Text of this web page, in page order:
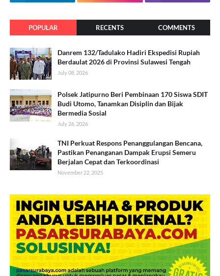
POPULAR RECENTS COMMENTS
Danrem 132/Tadulako Hadiri Ekspedisi Rupiah
Berdaulat 2026 di Provinsi Sulawesi Tengah
July 08, 2026
Polsek Jatipurno Beri Pembinaan 170 Siswa SDIT
Budi Utomo, Tanamkan Disiplin dan Bijak
Bermedia Sosial
July 26, 2026
TNI Perkuat Respons Penanggulangan Bencana,
Pastikan Penanganan Dampak Erupsi Semeru
Berjalan Cepat dan Terkoordinasi
November 22, 2025